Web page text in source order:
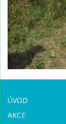
ÚVOD
AKCE